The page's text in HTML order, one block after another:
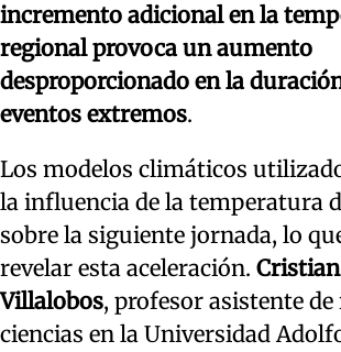
incremento adicional en la
regional provoca un aumento
desproporcionado en la
eventos extremos.
Los modelos climáticos
la influencia de la temperatura
sobre la siguiente jornada, lo
revelar esta aceleración.
Villalobos, profesor asistente
ciencias en la Universidad